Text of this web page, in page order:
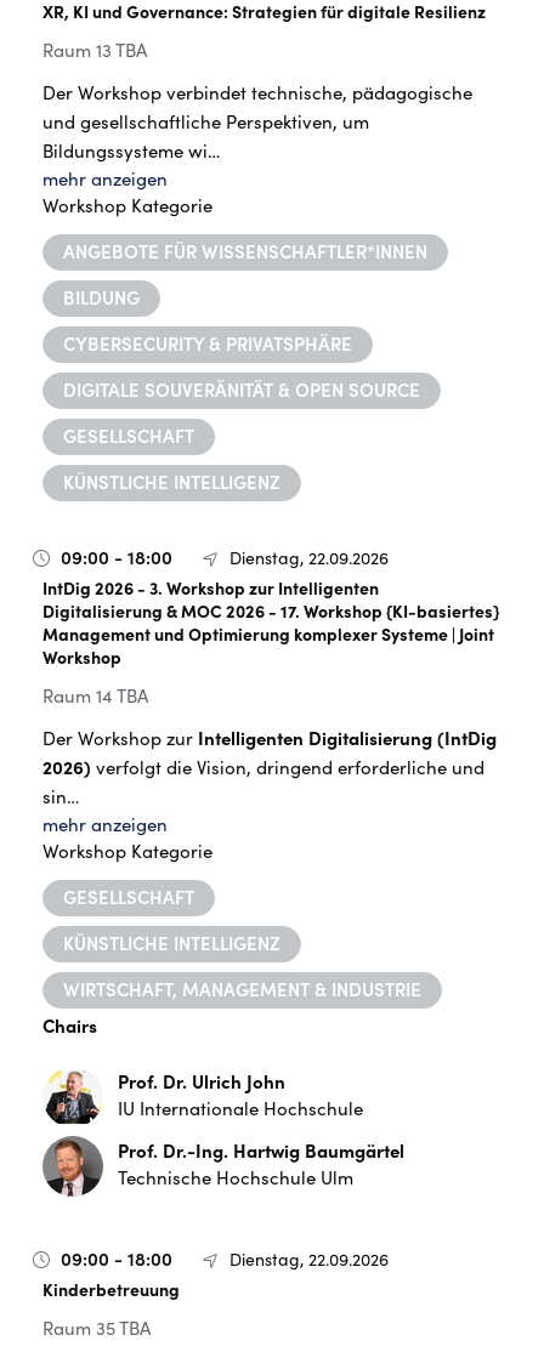
XR, KI und Governance: Strategien für digitale Resilienz
Raum 13 TBA
Der Workshop verbindet technische, pädagogische
und gesellschaftliche Perspektiven, um
Bildungssysteme wi…
mehr anzeigen
Workshop Kategorie
ANGEBOTE FÜR WISSENSCHAFTLER*INNEN
BILDUNG
CYBERSECURITY & PRIVATSPHÄRE
DIGITALE SOUVERÄNITÄT & OPEN SOURCE
GESELLSCHAFT
KÜNSTLICHE INTELLIGENZ
09:00 - 18:00
Dienstag, 22.09.2026
IntDig 2026 - 3. Workshop zur Intelligenten
Digitalisierung & MOC 2026 - 17. Workshop {KI-basiertes}
Management und Optimierung komplexer Systeme | Joint
Workshop
Raum 14 TBA
Der Workshop zur Intelligenten Digitalisierung (IntDig
2026) verfolgt die Vision, dringend erforderliche und
sin…
mehr anzeigen
Workshop Kategorie
GESELLSCHAFT
KÜNSTLICHE INTELLIGENZ
WIRTSCHAFT, MANAGEMENT & INDUSTRIE
Chairs
Prof. Dr. Ulrich John
IU Internationale Hochschule
Prof. Dr.-Ing. Hartwig Baumgärtel
Technische Hochschule Ulm
09:00 - 18:00
Dienstag, 22.09.2026
Kinderbetreuung
Raum 35 TBA